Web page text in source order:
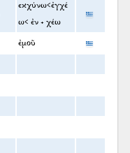
εκχύνω<ἐγχέ
ω< ἐν + χέω
ἐμοῦ